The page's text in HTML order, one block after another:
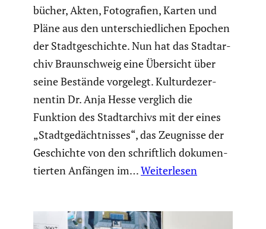
bü­cher, Akten, Fotogra­fien, Karten und
Pläne aus den unter­schied­li­chen Epochen
der Stadt­ge­schichte. Nun hat das Stadt­ar­
chiv Braun­schweig eine Übersicht über
seine Bestände vorgelegt. Kultur­de­zer­
nentin Dr. Anja Hesse verglich die
Funktion des Stadt­ar­chivs mit der eines
„Stadt­ge­dächt­nisses“, das Zeugnisse der
Geschichte von den schrift­lich dokumen­
tierten Anfängen im…Weiterlesen